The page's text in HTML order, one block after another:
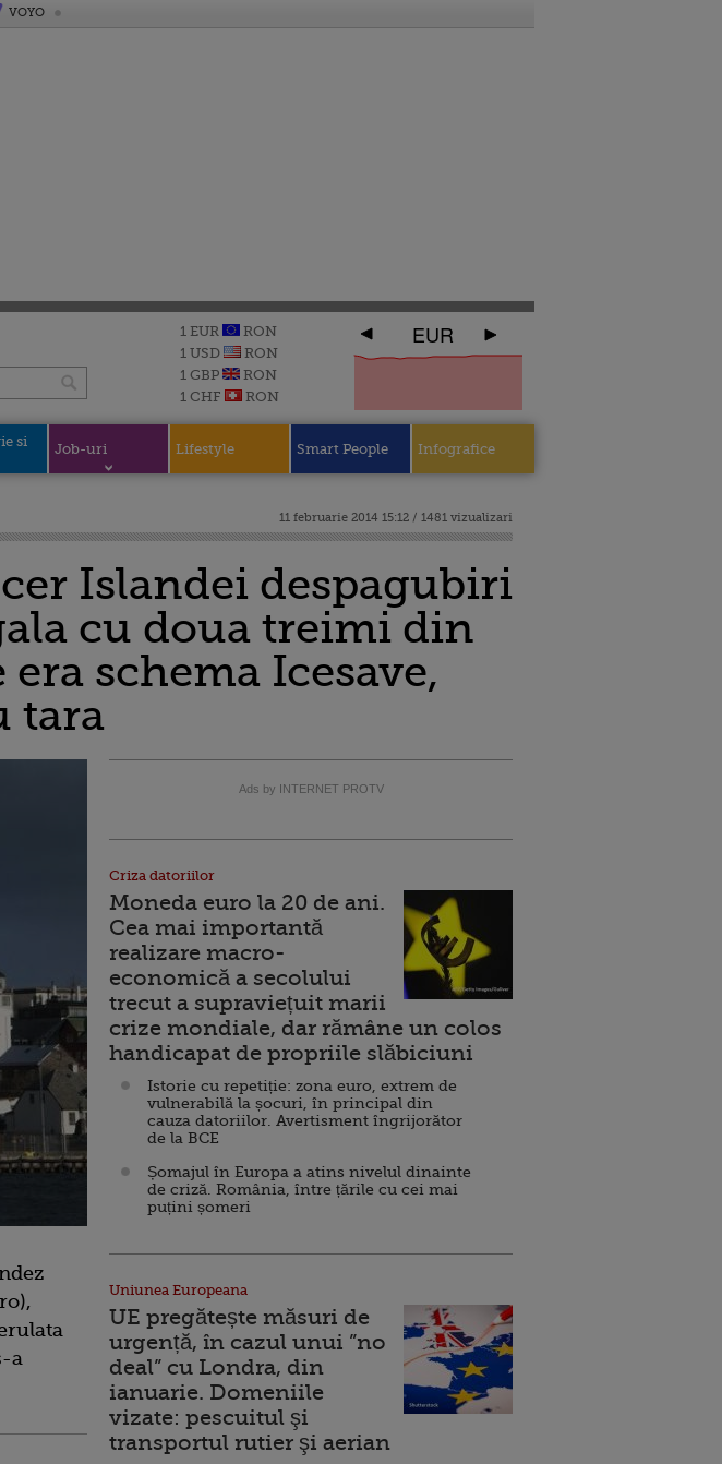
VOYO
1 EUR
RON
1 USD
RON
1 GBP
RON
1 CHF
RON
EUR
si
Job-uri Lifestyle Smart People Infografice
11 februarie 2014 15:12 / 1481 vizualizari
Islandei despagubiri
cu doua treimi din
schema Icesave,
tara
a
Ads by INTERNET PROTV
Criza datoriilor
Moneda euro la 20 de ani.
Cea mai importantă
realizare macro-
economică a secolului
trecut a supraviețuit marii
crize mondiale, dar rămâne un colos
handicapat de propriile slăbiciuni
Istorie cu repetiție: zona euro, extrem de
vulnerabilă la șocuri, în principal din
cauza datoriilor. Avertisment îngrijorător
de la BCE
Șomajul în Europa a atins nivelul dinainte
de criză. România, între țările cu cei mai
puțini șomeri
Uniunea Europeana
UE pregătește măsuri de
urgență, în cazul unui ”no
deal” cu Londra, din
ianuarie. Domeniile
vizate: pescuitul şi
transportul rutier şi aerian